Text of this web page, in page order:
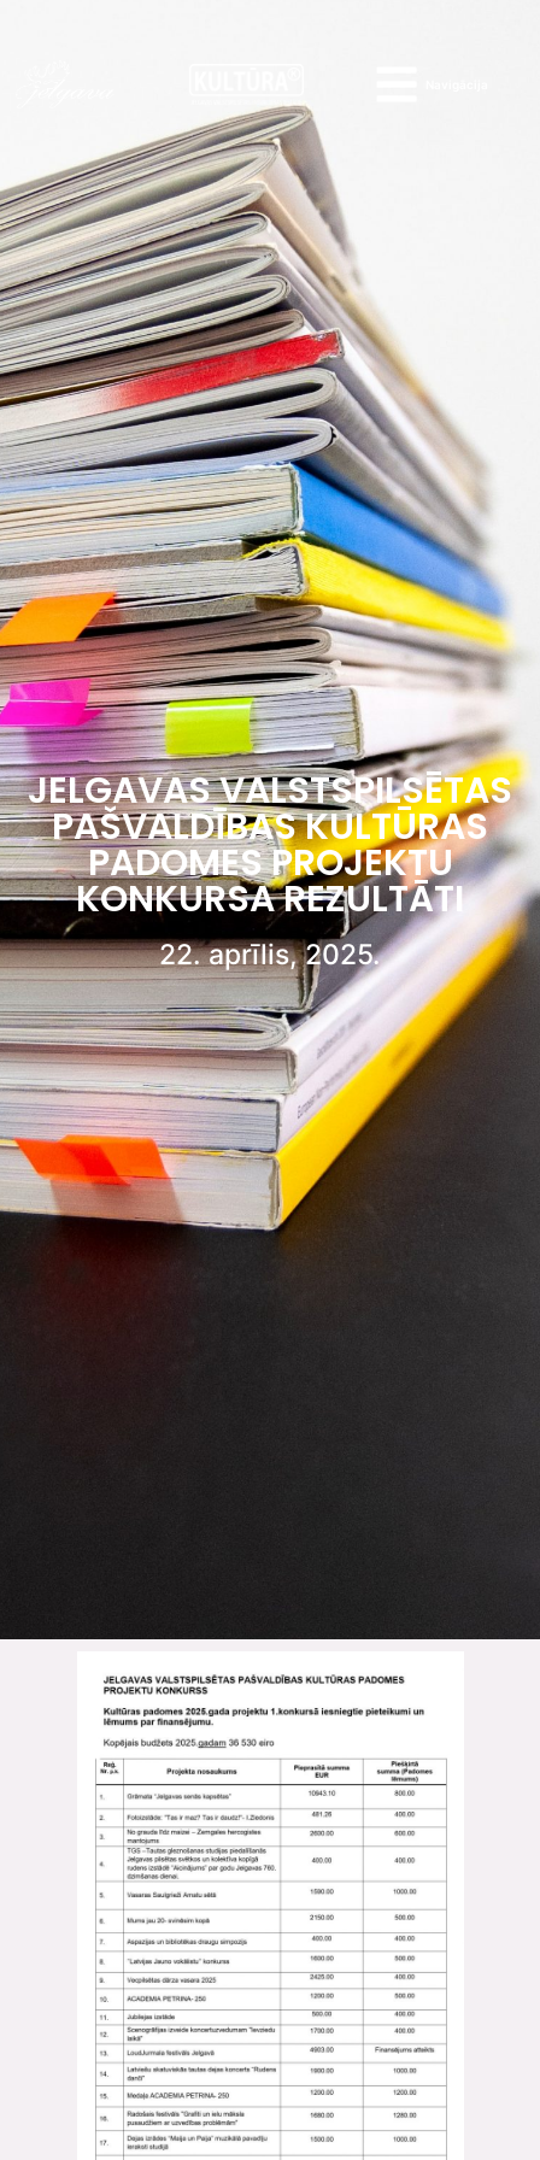
JELGAVAS VALSTSPILSĒTAS
PAŠVALDĪBAS KULTŪRAS
PADOMES PROJEKTU
KONKURSA REZULTĀTI
22. aprīlis, 2025.